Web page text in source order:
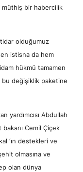
müthiş bir habercilik
olduğumuz
istisna da hem
hükmü tamamen
bu değişiklik paketine
yardımcısı Abdullah
Cemil Çiçek
‘ın destekleri ve
olmasına ve
olan dünya